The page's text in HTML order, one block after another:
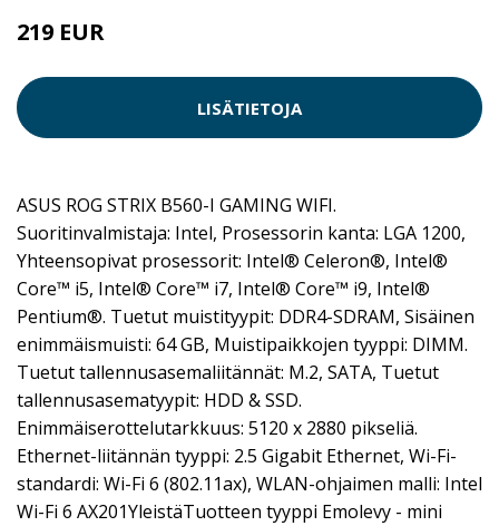
219 EUR
LISÄTIETOJA
ASUS ROG STRIX B560-I GAMING WIFI.
Suoritinvalmistaja: Intel, Prosessorin kanta: LGA 1200,
Yhteensopivat prosessorit: Intel® Celeron®, Intel®
Core™ i5, Intel® Core™ i7, Intel® Core™ i9, Intel®
Pentium®. Tuetut muistityypit: DDR4-SDRAM, Sisäinen
enimmäismuisti: 64 GB, Muistipaikkojen tyyppi: DIMM.
Tuetut tallennusasemaliitännät: M.2, SATA, Tuetut
tallennusasematyypit: HDD & SSD.
Enimmäiserottelutarkkuus: 5120 x 2880 pikseliä.
Ethernet-liitännän tyyppi: 2.5 Gigabit Ethernet, Wi-Fi-
standardi: Wi-Fi 6 (802.11ax), WLAN-ohjaimen malli: Intel
Wi-Fi 6 AX201YleistäTuotteen tyyppi Emolevy - mini